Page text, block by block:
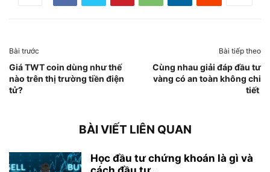
Bài trước
Giá TWT coin dùng như thế
nào trên thị trường tiền điện
tử?
Bài tiếp theo
Cùng nhau giải đáp đầu tư
vàng có an toàn không chi
tiết
BÀI VIẾT LIÊN QUAN
Học đầu tư chứng khoán là gì và